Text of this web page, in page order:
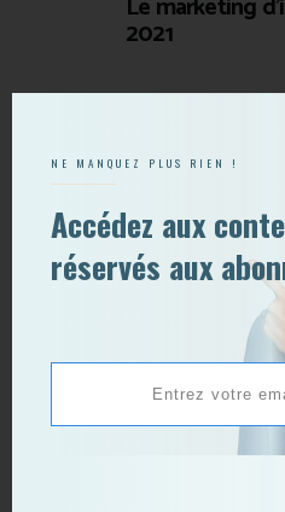
Le marketing
2021
Publier un
NE MANQUEZ PLUS RIEN !
Accédez aux
réservés aux